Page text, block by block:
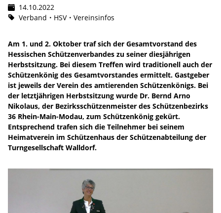
14.10.2022
Verband
HSV Vereinsinfos
Am 1. und 2. Oktober traf sich der Gesamtvorstand des
Hessischen Schützenverbandes zu seiner diesjährigen
Herbstsitzung. Bei diesem Treffen wird traditionell auch der
Schützenkönig des Gesamtvorstandes ermittelt. Gastgeber
ist jeweils der Verein des amtierenden Schützenkönigs. Bei
der letztjährigen Herbstsitzung wurde Dr. Bernd Arno
Nikolaus, der Bezirksschützenmeister des Schützenbezirks
36 Rhein-Main-Modau, zum Schützenkönig gekürt.
Entsprechend trafen sich die Teilnehmer bei seinem
Heimatverein im Schützenhaus der Schützenabteilung der
Turngesellschaft Walldorf.